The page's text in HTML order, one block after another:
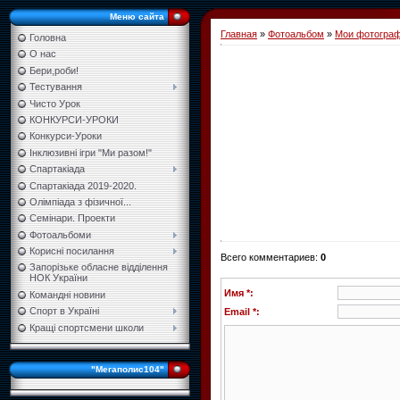
Меню сайта
Головна
О нас
Бери,роби!
Тестування
Чисто Урок
КОНКУРСИ-УРОКИ
Конкурси-Уроки
Інклюзивні ігри "Ми разом!"
Спартакіада
Спартакіада 2019-2020.
Олімпіада з фізичної...
Семінари. Проекти
Фотоальбоми
Корисні посилання
Запорізьке обласне відділення
НОК України
Командні новини
Спорт в Україні
Кращі спортсмени школи
"Мегаполис104"
Главная » Фотоальбом » Мои
Всего комментариев: 0
Имя *:
Email *: